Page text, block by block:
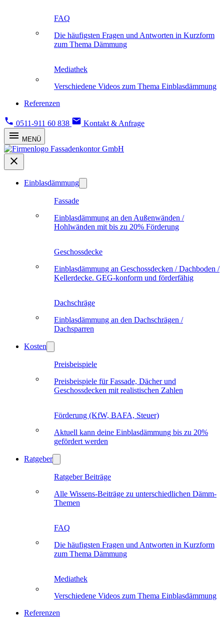
FAQ
Die häufigsten Fragen und Antworten in Kurzform
zum Thema Dämmung
Mediathek
Verschiedene Videos zum Thema Einblasdämmung
Referenzen
0511-911 60 838 Kontakt & Anfrage
MENÜ
Einblasdämmung
Fassade
Einblasdämmung an den Außenwänden /
Hohlwänden mit bis zu 20% Förderung
Geschossdecke
Einblasdämmung an Geschossdecken / Dachboden /
Kellerdecke. GEG-konform und förderfähig
Dachschräge
Einblasdämmung an den Dachschrägen /
Dachsparren
Kosten
Preisbeispiele
Preisbeispiele für Fassade, Dächer und
Geschossdecken mit realistischen Zahlen
Förderung (KfW, BAFA, Steuer)
Aktuell kann deine Einblasdämmung bis zu 20%
gefördert werden
Ratgeber
Ratgeber Beiträge
Alle Wissens-Beiträge zu unterschiedlichen Dämm-
Themen
FAQ
Die häufigsten Fragen und Antworten in Kurzform
zum Thema Dämmung
Mediathek
Verschiedene Videos zum Thema Einblasdämmung
Referenzen